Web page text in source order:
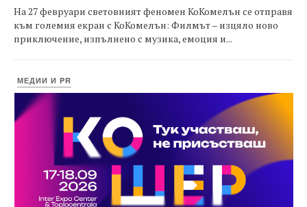
На 27 февруари световният феномен КоКомелън се отправя
към големия екран с КоКомелън: Филмът – изцяло ново
приключение, изпълнено с музика, емоция и...
МЕДИИ И PR